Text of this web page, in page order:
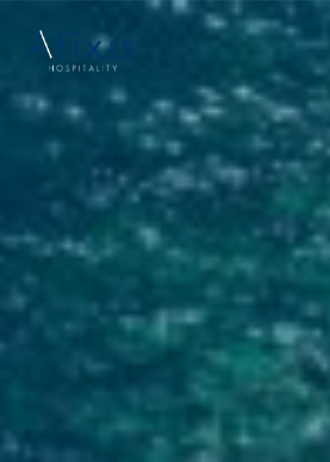
Αρχική
Υπηρεσίες
Συνεργάτες
Εταιρία
Blog